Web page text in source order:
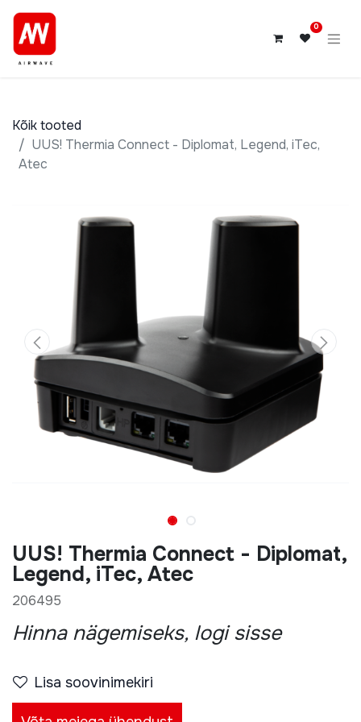
0
Kõik tooted
UUS! Thermia Connect - Diplomat, Legend, iTec,
Atec
UUS! Thermia Connect - Diplomat,
Legend, iTec, Atec
206495
Hinna nägemiseks, logi sisse
Lisa soovinimekiri